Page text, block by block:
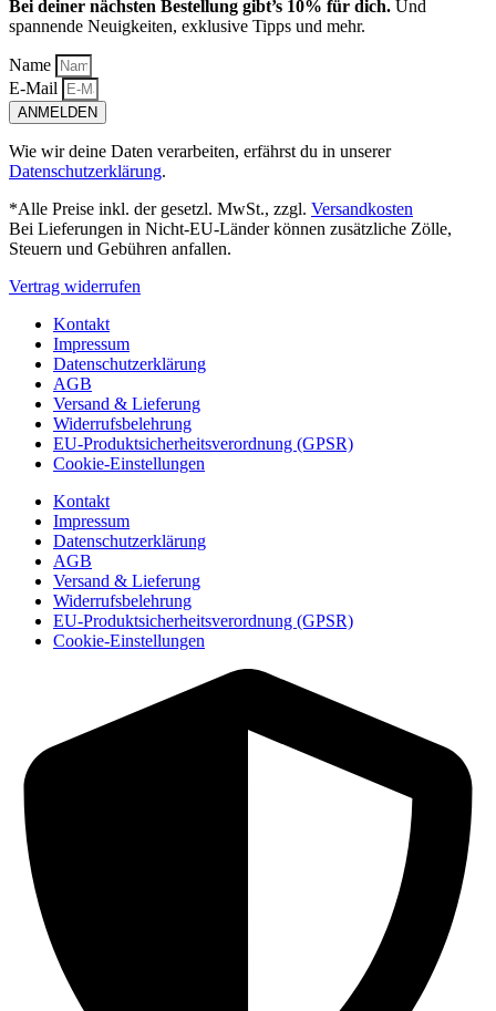
Bei deiner nächsten Bestellung gibt’s 10% für dich. Und
spannende Neuigkeiten, exklusive Tipps und mehr.
Name
E-Mail
ANMELDEN
Wie wir deine Daten verarbeiten, erfährst du in unserer
Datenschutzerklärung.
*Alle Preise inkl. der gesetzl. MwSt., zzgl. Versandkosten
Bei Lieferungen in Nicht-EU-Länder können zusätzliche Zölle,
Steuern und Gebühren anfallen.
Vertrag widerrufen
Kontakt
Impressum
Datenschutzerklärung
AGB
Versand & Lieferung
Widerrufsbelehrung
EU-Produktsicherheitsverordnung (GPSR)
Cookie-Einstellungen
Kontakt
Impressum
Datenschutzerklärung
AGB
Versand & Lieferung
Widerrufsbelehrung
EU-Produktsicherheitsverordnung (GPSR)
Cookie-Einstellungen